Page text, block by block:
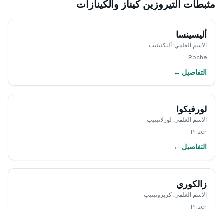
مثبطات التيروزين كيناز والكينازات
أليسينسا
الاسم العلمي:أليكتينيب
Roche
التفاصيل ←
لورفيكوا
الاسم العلمي: لورلاتينيب
Pfizer
التفاصيل ←
زالكوري
الاسم العلمي:كريزوتينيب
Pfizer